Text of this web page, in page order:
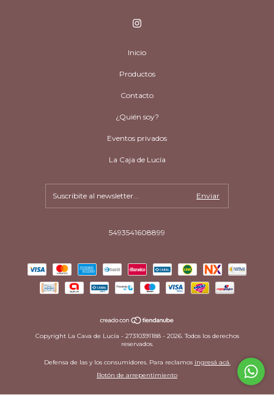
Inicio
Productos
Contacto
¿Quién soy?
Eventos privados
La Caja de Lucía
5493541608899
Copyright La Cava de Lucía - 27310391188 - 2026. Todos los derechos
reservados.
Defensa de las y los consumidores. Para reclamos ingresá acá.
Botón de arrepentimiento